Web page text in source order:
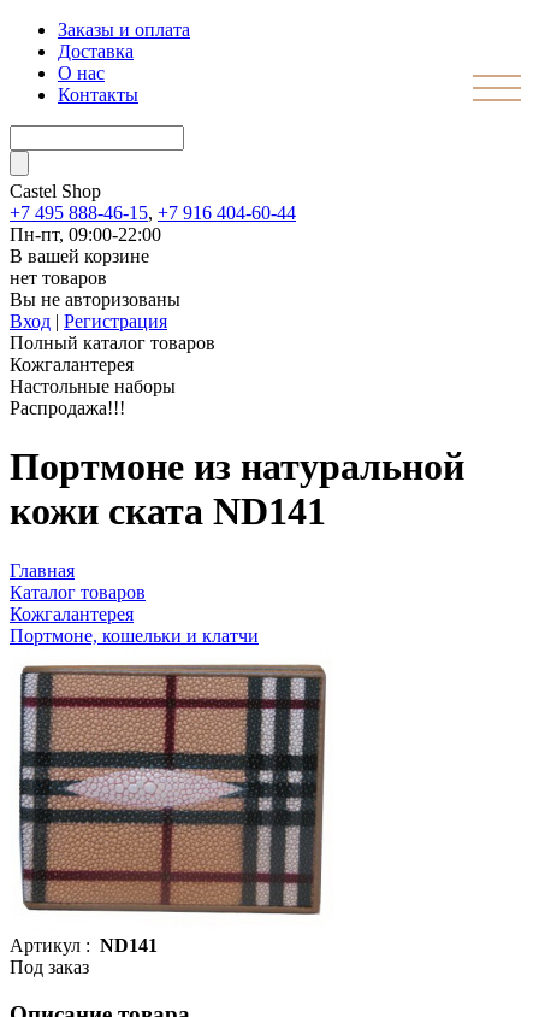
Заказы и оплата
Доставка
О нас
Контакты
Castel Shop
+7 495 888-46-15, +7 916 404-60-44
Пн-пт, 09:00-22:00
В вашей корзине
нет товаров
Вы не авторизованы
Вход | Регистрация
Полный каталог товаров
Кожгалантерея
Настольные наборы
Распродажа!!!
Портмоне из натуральной
кожи ската ND141
Главная
Каталог товаров
Кожгалантерея
Портмоне, кошельки и клатчи
Артикул : ND141
Под заказ